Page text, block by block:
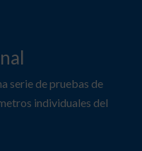
serie de pruebas de
individuales del